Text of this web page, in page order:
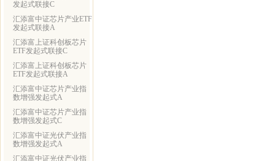
发起式联接C
汇添富中证芯片产业ETF
发起式联接A
汇添富上证科创板芯片
ETF发起式联接C
汇添富上证科创板芯片
ETF发起式联接A
汇添富中证芯片产业指
数增强发起式A
汇添富中证芯片产业指
数增强发起式C
汇添富中证光伏产业指
数增强发起式A
汇添富中证光伏产业指